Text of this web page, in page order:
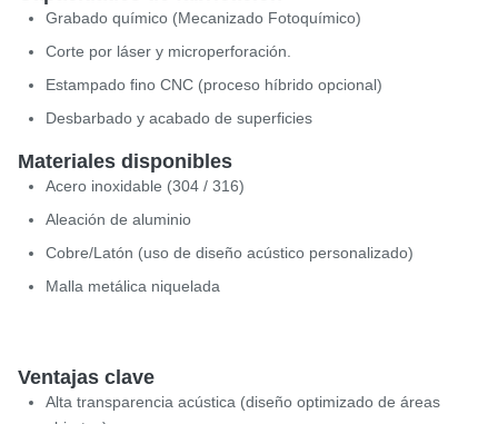
Grabado químico (Mecanizado Fotoquímico)
Corte por láser y microperforación.
Estampado fino CNC (proceso híbrido opcional)
Desbarbado y acabado de superficies
Materiales disponibles
Acero inoxidable (304 / 316)
Aleación de aluminio
Cobre/Latón (uso de diseño acústico personalizado)
Malla metálica niquelada
Ventajas clave
Alta transparencia acústica (diseño optimizado de áreas